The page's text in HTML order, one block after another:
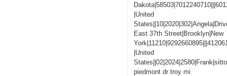
|United
East 37th Street|Brooklyn|New
|United
piedmont dr troy mi